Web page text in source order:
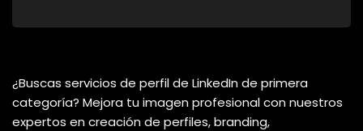
¿Buscas servicios de perfil de LinkedIn de primera
categoría? Mejora tu imagen profesional con nuestros
expertos en creación de perfiles, branding,